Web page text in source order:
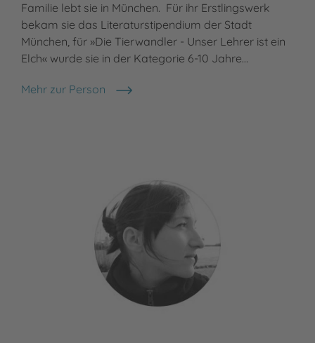
Familie lebt sie in München. Für ihr Erstlingswerk
bekam sie das Literaturstipendium der Stadt
München, für »Die Tierwandler - Unser Lehrer ist ein
Elch« wurde sie in der Kategorie 6-10 Jahre…
Mehr zur Person
Martina Baumbach